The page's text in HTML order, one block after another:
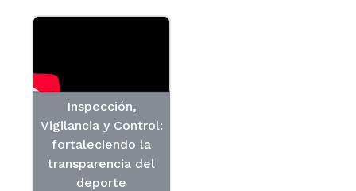
Inspección,
Vigilancia y Control:
fortaleciendo la
transparencia del
deporte